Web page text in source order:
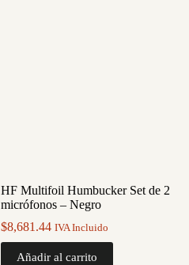
HF Multifoil Humbucker Set de 2
micrófonos – Negro
$8,681.44 IVA Incluido
Añadir al carrito